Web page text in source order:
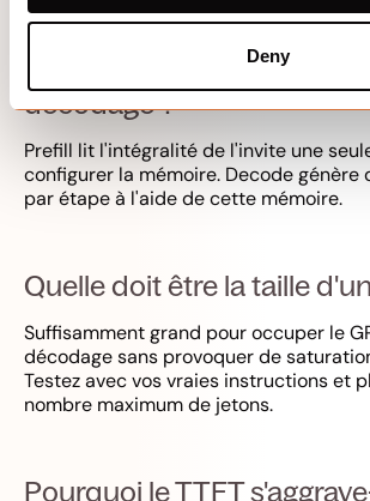
Deny
Qu'est-ce que le
décodage ?
Prefill lit l'intégralité de l'invite une
configurer la mémoire. Decode génère
par étape à l'aide de cette mémoire.
Quelle doit être la taille
Suffisamment grand pour occuper le
décodage sans provoquer de
Testez avec vos vraies instructions et
nombre maximum de jetons.
Pourquoi le TTFT